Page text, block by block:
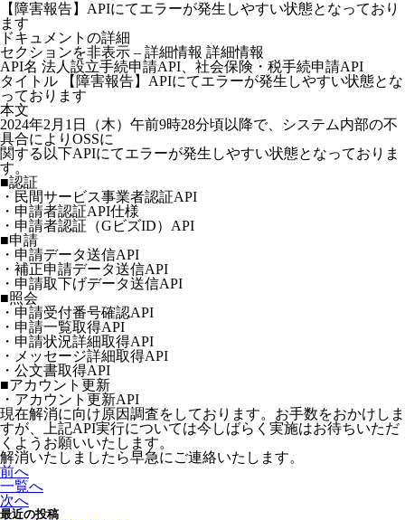
【障害報告】APIにてエラーが発生しやすい状態となっており
ます
ドキュメントの詳細
セクションを非表示 – 詳細情報 詳細情報
API名 法人設立手続申請API、社会保険・税手続申請API
タイトル 【障害報告】APIにてエラーが発生しやすい状態とな
っております
本文
2024年2月1日（木）午前9時28分頃以降で、システム内部の不
具合によりOSSに
関する以下APIにてエラーが発生しやすい状態となっておりま
す。
■認証
・民間サービス事業者認証API
・申請者認証API仕様
・申請者認証（GビズID）API
■申請
・申請データ送信API
・補正申請データ送信API
・申請取下げデータ送信API
■照会
・申請受付番号確認API
・申請一覧取得API
・申請状況詳細取得API
・メッセージ詳細取得API
・公文書取得API
■アカウント更新
・アカウント更新API
現在解消に向け原因調査をしております。お手数をおかけしま
すが、上記API実行については今しばらく実施はお待ちいただ
くようお願いいたします。
解消いたしましたら早急にご連絡いたします。
前へ
一覧へ
次へ
最近の投稿